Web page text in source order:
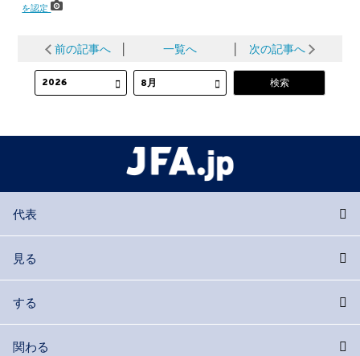
を認定
前の記事へ 一覧へ 次の記事へ
代表
見る
する
関わる